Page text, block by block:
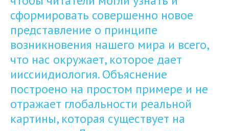
сформировать совершенно новое
представление о принципе
возникновения нашего мира и всего,
что нас окружает, которое дает
ииссиидиология. Объяснение
построено на простом примере и не
отражает глобальности реальной
картины, которая существует на